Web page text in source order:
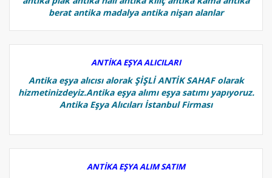
berat antika madalya antika nişan alanlar
ANTİKA EŞYA ALICILARI
Antika eşya alıcısı alorak ŞİŞLİ ANTİK SAHAF olarak
hizmetinizdeyiz.Antika eşya alımı eşya satımı yapıyoruz.
Antika Eşya Alıcıları İstanbul Firması
ANTİKA EŞYA ALIM SATIM